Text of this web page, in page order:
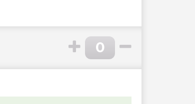
0